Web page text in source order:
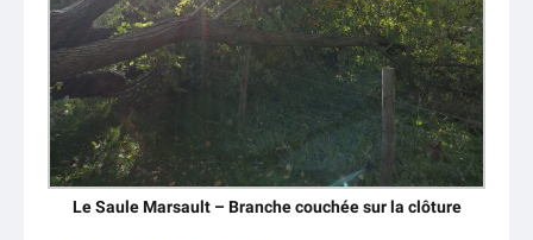
Le Saule Marsault – Branche couchée sur la clôture